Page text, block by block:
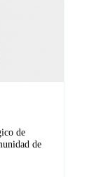
de
de